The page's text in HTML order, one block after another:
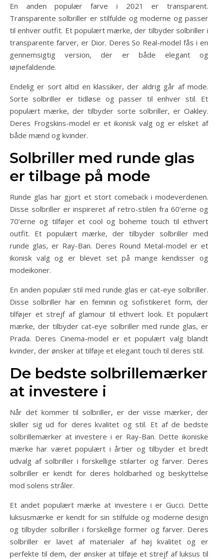
En anden populær farve i 2021 er transparent.
Transparente solbriller er stilfulde og moderne og passer
til enhver outfit. Et populært mærke, der tilbyder solbriller i
transparente farver, er Dior. Deres So Real-model fås i en
gennemsigtig version, der er både elegant og
iøjnefaldende.
Endelig er sort altid en klassiker, der aldrig går af mode.
Sorte solbriller er tidløse og passer til enhver stil. Et
populært mærke, der tilbyder sorte solbriller, er Oakley.
Deres Frogskins-model er et ikonisk valg og er elsket af
både mænd og kvinder.
Solbriller med runde glas
er tilbage på mode
Runde glas har gjort et stort comeback i modeverdenen.
Disse solbriller er inspireret af retro-stilen fra 60’erne og
70’erne og tilføjer et cool og boheme touch til ethvert
outfit. Et populært mærke, der tilbyder solbriller med
runde glas, er Ray-Ban. Deres Round Metal-model er et
ikonisk valg og er blevet set på mange kendisser og
modeikoner.
En anden populær stil med runde glas er cat-eye solbriller.
Disse solbriller har en feminin og sofistikeret form, der
tilføjer et strejf af glamour til ethvert look. Et populært
mærke, der tilbyder cat-eye solbriller med runde glas, er
Prada. Deres Cinema-model er et populært valg blandt
kvinder, der ønsker at tilføje et elegant touch til deres stil.
De bedste solbrillemærker
at investere i
Når det kommer til solbriller, er der visse mærker, der
skiller sig ud for deres kvalitet og stil. Et af de bedste
solbrillemærker at investere i er Ray-Ban. Dette ikoniske
mærke har været populært i årtier og tilbyder et bredt
udvalg af solbriller i forskellige stilarter og farver. Deres
solbriller er kendt for deres holdbarhed og beskyttelse
mod solens stråler.
Et andet populært mærke at investere i er Gucci. Dette
luksusmærke er kendt for sin stilfulde og moderne design
og tilbyder solbriller i forskellige former og farver. Deres
solbriller er lavet af materialer af høj kvalitet og er
perfekte til dem, der ønsker at tilføje et strejf af luksus til